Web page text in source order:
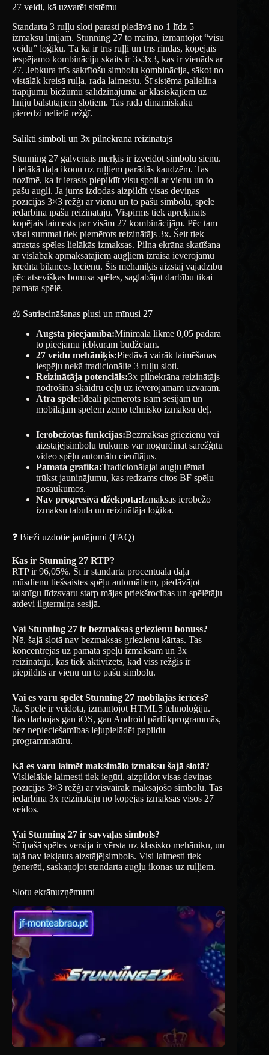
27 veidi, kā uzvarēt sistēmu
Standarta 3 ruļļu sloti parasti piedāvā no 1 līdz 5
izmaksu līnijām. Stunning 27 to maina, izmantojot “visu
veidu” loģiku. Tā kā ir trīs ruļļi un trīs rindas, kopējais
iespējamo kombināciju skaits ir 3x3x3, kas ir vienāds ar
27. Jebkura trīs sakrītošu simbolu kombinācija, sākot no
vistālāk kreisā ruļļa, rada laimestu. Šī sistēma palielina
trāpījumu biežumu salīdzinājumā ar klasiskajiem uz
līniju balstītajiem slotiem. Tas rada dinamiskāku
pieredzi nelielā režģī.
Salikti simboli un 3x pilnekrāna reizinātājs
Stunning 27 galvenais mērķis ir izveidot simbolu sienu.
Lielākā daļa ikonu uz ruļļiem parādās kaudzēm. Tas
nozīmē, ka ir ierasts piepildīt visu spoli ar vienu un to
pašu augli. Ja jums izdodas aizpildīt visas deviņas
pozīcijas 3×3 režģī ar vienu un to pašu simbolu, spēle
iedarbina īpašu reizinātāju. Vispirms tiek aprēķināts
kopējais laimests par visām 27 kombinācijām. Pēc tam
visai summai tiek piemērots reizinātājs 3x. Šeit tiek
atrastas spēles lielākās izmaksas. Pilna ekrāna skatīšana
ar vislabāk apmaksātajiem augļiem izraisa ievērojamu
kredīta bilances lēcienu. Šis mehāniķis aizstāj vajadzību
pēc atsevišķas bonusa spēles, saglabājot darbību tikai
pamata spēlē.
⚖️ Satriecināšanas plusi un mīnusi 27
Augsta pieejamība:Minimālā likme 0,05 padara
to pieejamu jebkuram budžetam.
27 veidu mehāniķis:Piedāvā vairāk laimēšanas
iespēju nekā tradicionālie 3 ruļļu sloti.
Reizinātāja potenciāls:3x pilnekrāna reizinātājs
nodrošina skaidru ceļu uz ievērojamām uzvarām.
Ātra spēle:Ideāli piemērots īsām sesijām un
mobilajām spēlēm zemo tehnisko izmaksu dēļ.
Ierobežotas funkcijas:Bezmaksas griezienu vai
aizstājējsimbolu trūkums var nogurdināt sarežģītu
video spēļu automātu cienītājus.
Pamata grafika:Tradicionālajai augļu tēmai
trūkst jauninājumu, kas redzams citos BF spēļu
nosaukumos.
Nav progresīvā džekpota:Izmaksas ierobežo
izmaksu tabula un reizinātāja loģika.
❓ Bieži uzdotie jautājumi (FAQ)
Kas ir Stunning 27 RTP?
RTP ir 96,05%. Šī ir standarta procentuālā daļa
mūsdienu tiešsaistes spēļu automātiem, piedāvājot
taisnīgu līdzsvaru starp mājas priekšrocības un spēlētāju
atdevi ilgtermiņa sesijā.
Vai Stunning 27 ir bezmaksas griezienu bonuss?
Nē, šajā slotā nav bezmaksas griezienu kārtas. Tas
koncentrējas uz pamata spēļu izmaksām un 3x
reizinātāju, kas tiek aktivizēts, kad viss režģis ir
piepildīts ar vienu un to pašu simbolu.
Vai es varu spēlēt Stunning 27 mobilajās ierīcēs?
Jā. Spēle ir veidota, izmantojot HTML5 tehnoloģiju.
Tas darbojas gan iOS, gan Android pārlūkprogrammās,
bez nepieciešamības lejupielādēt papildu
programmatūru.
Kā es varu laimēt maksimālo izmaksu šajā slotā?
Vislielākie laimesti tiek iegūti, aizpildot visas deviņas
pozīcijas 3×3 režģī ar visvairāk maksājošo simbolu. Tas
iedarbina 3x reizinātāju no kopējās izmaksas visos 27
veidos.
Vai Stunning 27 ir savvaļas simbols?
Šī īpašā spēles versija ir vērsta uz klasisko mehāniku, un
tajā nav iekļauts aizstājējsimbols. Visi laimesti tiek
ģenerēti, saskaņojot standarta augļu ikonas uz ruļļiem.
Slotu ekrānuzņēmumi